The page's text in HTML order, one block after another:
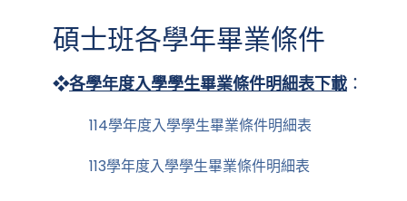
碩士班各學年畢業條件
❖各學年度入學學生畢業條件明細表下載 ：
114學年度入學學生畢業條件明細表
113學年度入學學生畢業條件明細表